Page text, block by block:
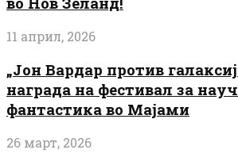
11 април, 2026
„Јон Вардар против
награда на фестивал за
фантастика во Мајами
26 март, 2026